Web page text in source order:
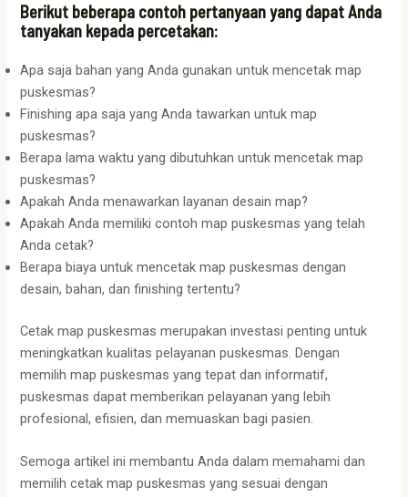
Berikut beberapa contoh pertanyaan yang dapat Anda
tanyakan kepada percetakan:
Apa saja bahan yang Anda gunakan untuk mencetak map
puskesmas?
Finishing apa saja yang Anda tawarkan untuk map
puskesmas?
Berapa lama waktu yang dibutuhkan untuk mencetak map
puskesmas?
Apakah Anda menawarkan layanan desain map?
Apakah Anda memiliki contoh map puskesmas yang telah
Anda cetak?
Berapa biaya untuk mencetak map puskesmas dengan
desain, bahan, dan finishing tertentu?
Cetak map puskesmas merupakan investasi penting untuk
meningkatkan kualitas pelayanan puskesmas. Dengan
memilih map puskesmas yang tepat dan informatif,
puskesmas dapat memberikan pelayanan yang lebih
profesional, efisien, dan memuaskan bagi pasien.
Semoga artikel ini membantu Anda dalam memahami dan
memilih cetak map puskesmas yang sesuai dengan